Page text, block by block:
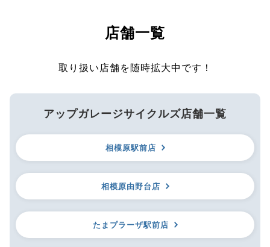
店舗一覧
取り扱い店舗を随時拡大中です！
アップガレージサイクルズ店舗一覧
相模原駅前店
相模原由野台店
たまプラーザ駅前店